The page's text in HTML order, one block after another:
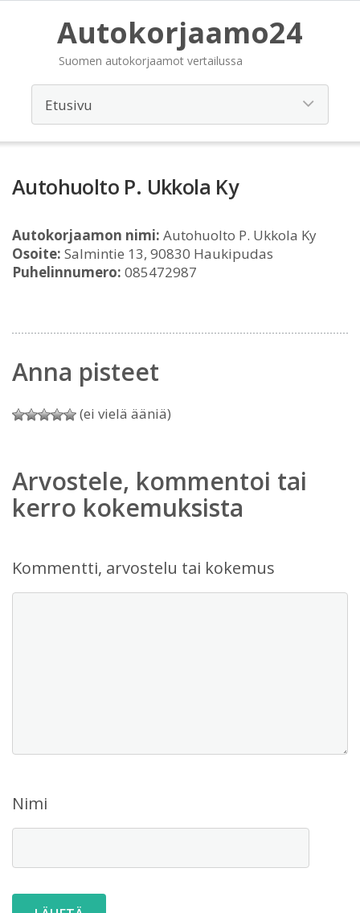
Autokorjaamo24
Suomen autokorjaamot vertailussa
Autohuolto P. Ukkola Ky
Autokorjaamon nimi: Autohuolto P. Ukkola Ky
Osoite: Salmintie 13, 90830 Haukipudas
Puhelinnumero: 085472987
Anna pisteet
(ei vielä ääniä)
Arvostele, kommentoi tai
kerro kokemuksista
Kommentti, arvostelu tai kokemus
Nimi